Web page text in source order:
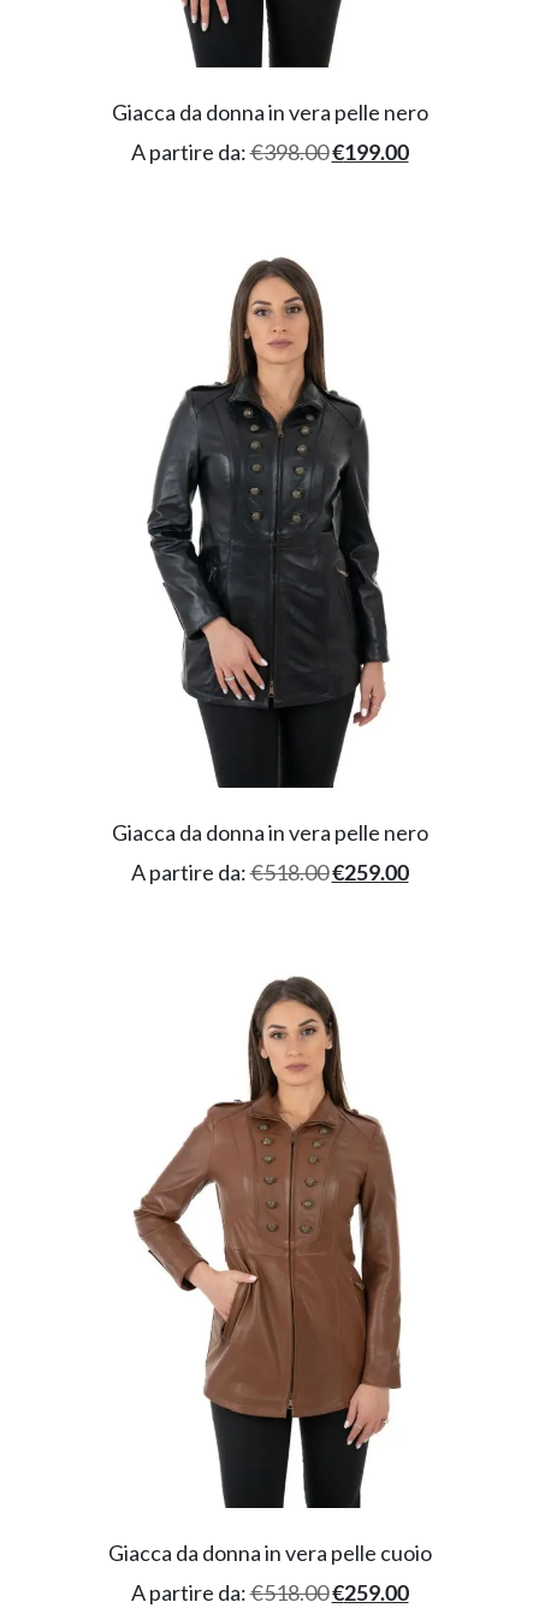
Giacca da donna in vera pelle nero
A partire da:€398.00€199.00
Giacca da donna in vera pelle nero
A partire da:€518.00€259.00
Giacca da donna in vera pelle cuoio
A partire da:€518.00€259.00